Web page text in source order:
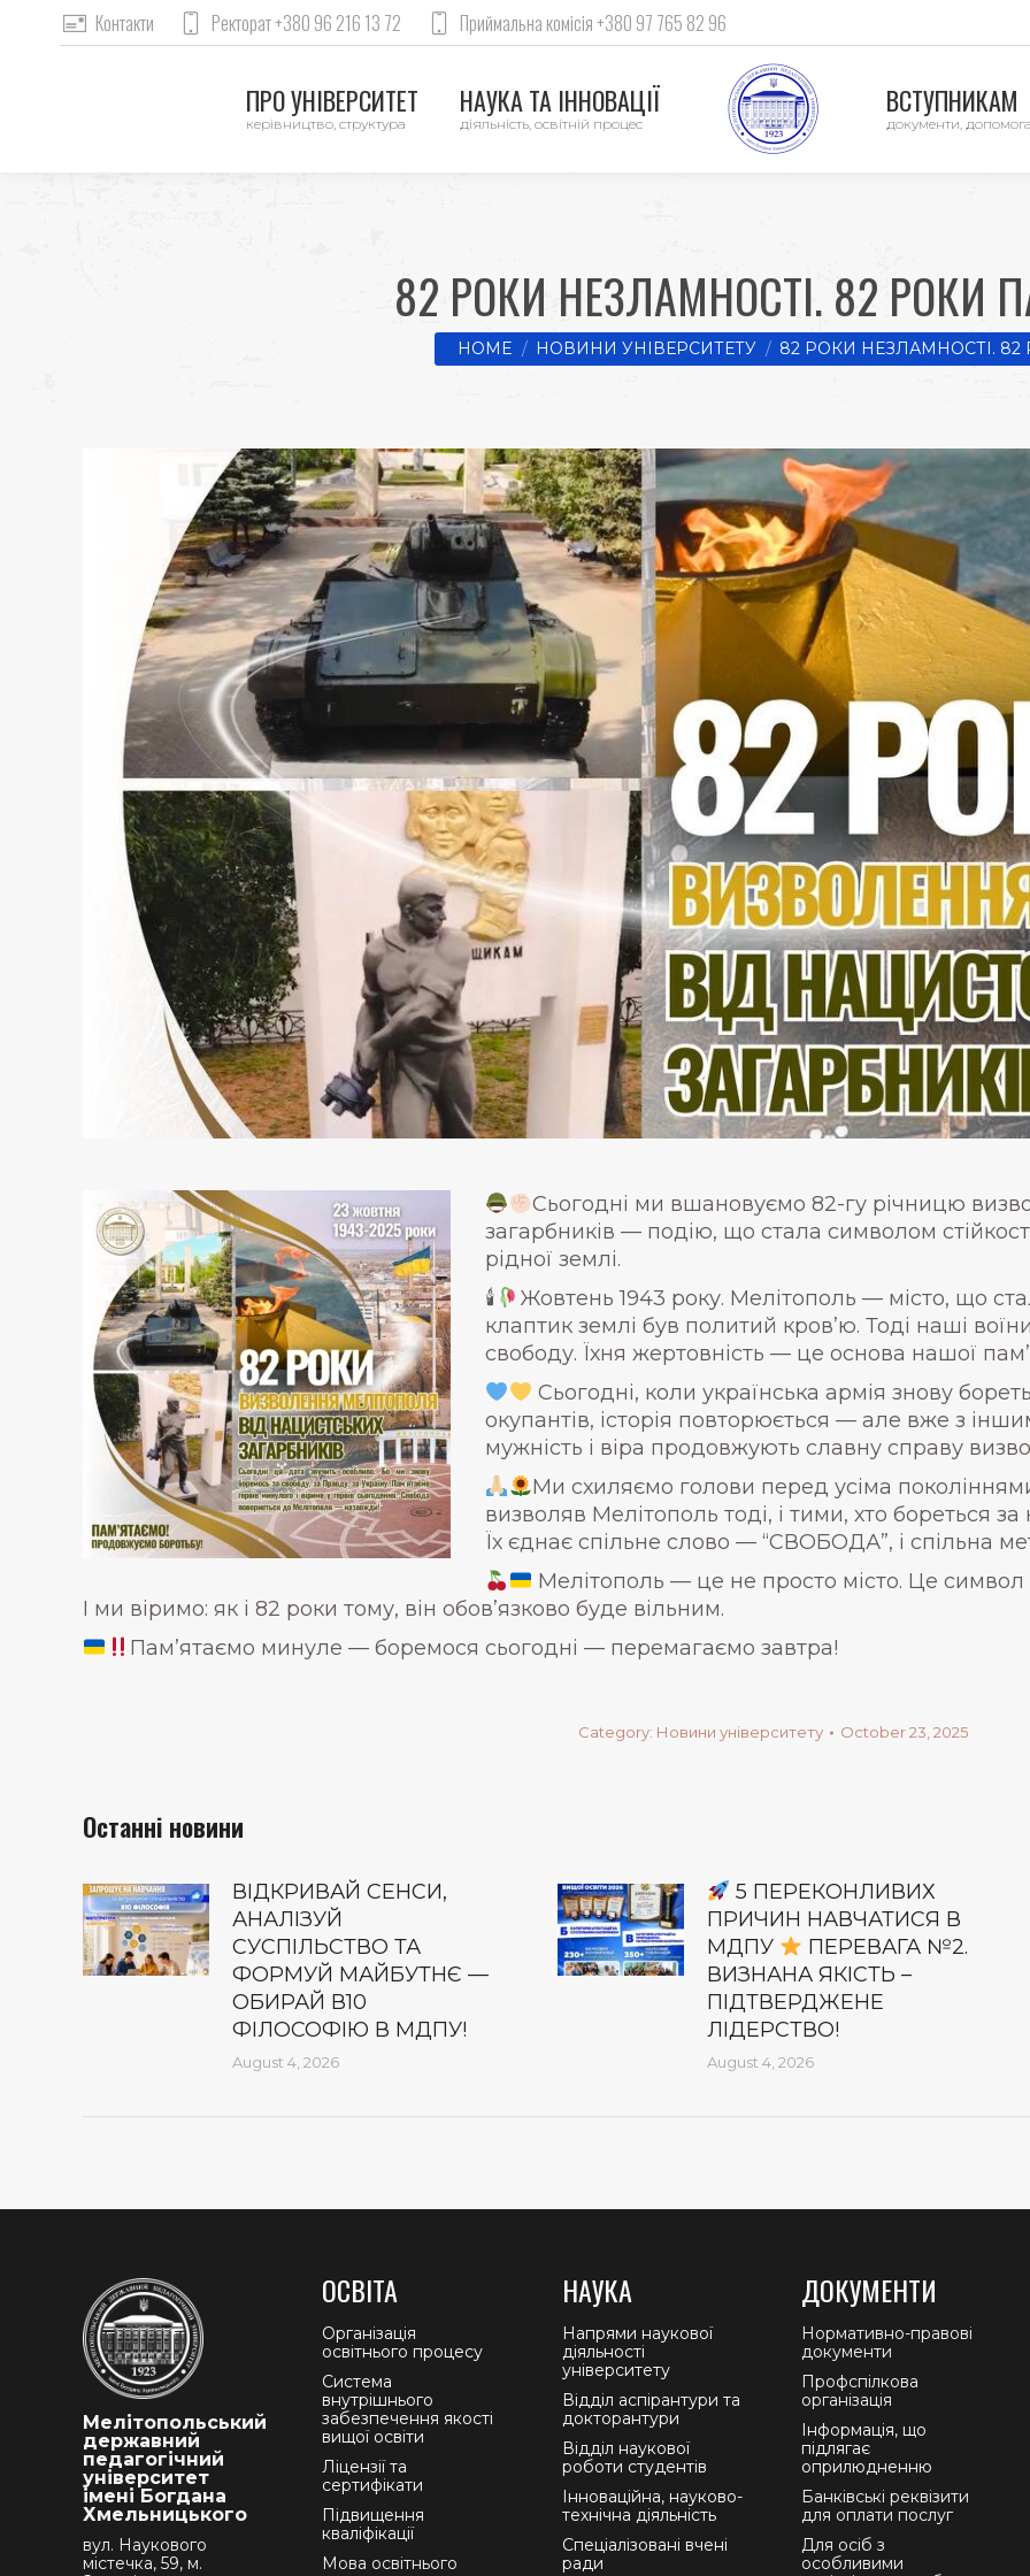
Контакти Ректорат +380 96 216 13 72 Приймальна комісія +380 97 765 82 96
ПРО УНІВЕРСИТЕТ
керівництво, структура
НАУКА ТА ІННОВАЦІЇ
діяльність, освітній процес
ВСТУПНИКАМ
документи,
82 РОКИ НЕЗЛАМНОСТІ. 82 РОКИ
You are here:
HOME НОВИНИ УНІВЕРСИТЕТУ 82 РОКИ НЕЗЛАМНОСТІ. 82
Сьогодні ми вшановуємо 82-гу річницю
загарбників — подію, що стала символом
рідної землі.
🕯
Жовтень 1943 року. Мелітополь — місто, що
клаптик землі був политий кров’ю. Тоді наші
свободу. Їхня жертовність — це основа нашої
Сьогодні, коли українська армія знову
окупантів, історія повторюється — але вже з
мужність і віра продовжують славну справу
Ми схиляємо голови перед усіма
визволяв Мелітополь тоді, і тими, хто бореться за
Їх єднає спільне слово — “СВОБОДА”, і спільна
Мелітополь — це не просто місто. Це символ
І ми віримо: як і 82 роки тому, він обов’язково буде вільним.
Пам’ятаємо минуле — боремося сьогодні — перемагаємо завтра!
Category: Новини університету October 23, 2025
Останні новини
ВІДКРИВАЙ СЕНСИ,
АНАЛІЗУЙ
СУСПІЛЬСТВО ТА
ФОРМУЙ МАЙБУТНЄ —
ОБИРАЙ В10
ФІЛОСОФІЮ В МДПУ!
August 4, 2026
5 ПЕРЕКОНЛИВИХ
ПРИЧИН НАВЧАТИСЯ В
МДПУ
ПЕРЕВАГА №2.
ВИЗНАНА ЯКІСТЬ –
ПІДТВЕРДЖЕНЕ
ЛІДЕРСТВО!
August 4, 2026
Мелітопольський
державний
педагогічний
університет
імені Богдана
Хмельницького
вул. Наукового
містечка, 59, м.
ОСВІТА
Організація
освітнього процесу
Система
внутрішнього
забезпечення якості
вищої освіти
Ліцензії та
сертифікати
Підвищення
кваліфікації
Мова освітнього
НАУКА
Напрями наукової
діяльності
університету
Відділ аспірантури та
докторантури
Відділ наукової
роботи студентів
Інноваційна, науково-
технічна діяльність
Спеціалізовані вчені
ради
ДОКУМЕНТИ
Нормативно-правові
документи
Профспілкова
організація
Інформація, що
підлягає
оприлюдненню
Банківські реквізити
для оплати послуг
Для осіб з
особливими